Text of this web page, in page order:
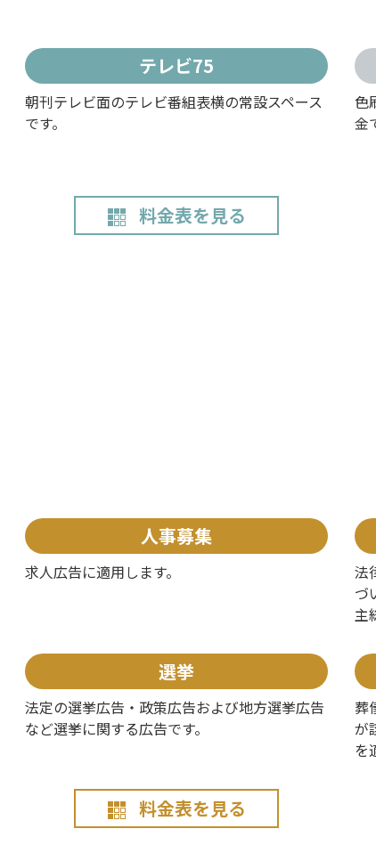
テレビ75
朝刊テレビ面のテレビ番組表横の常設スペース
です。
料金表を見る
色
金
人事募集
求人広告に適用します。
法
づ
主
選挙
法定の選挙広告・政策広告および地方選挙広告
など選挙に関する広告です。
葬
が
を
料金表を見る